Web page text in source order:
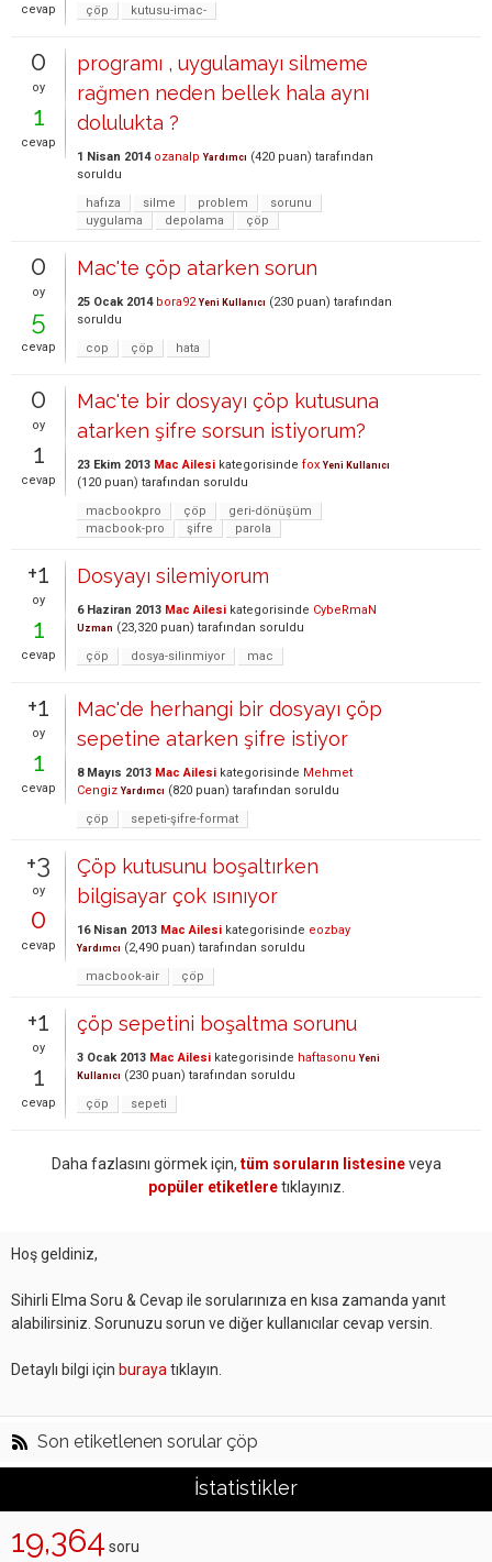
cevap
çöp
kutusu-imac-
0
oy
1
cevap
programı , uygulamayı silmeme
rağmen neden bellek hala aynı
dolulukta ?
1 Nisan 2014 ozanalp Yardımcı (420 puan) tarafından
soruldu
hafıza
silme problem
sorunu
uygulama
depolama çöp
0
oy
5
cevap
Mac'te çöp atarken sorun
25 Ocak 2014 bora92 Yeni Kullanıcı (230 puan) tarafından
soruldu
cop
çöp hata
0
oy
1
cevap
Mac'te bir dosyayı çöp kutusuna
atarken şifre sorsun istiyorum?
23 Ekim 2013 Mac Ailesi kategorisinde fox Yeni Kullanıcı
(120 puan) tarafından soruldu
macbookpro
çöp
geri-dönüşüm
macbook-pro
şifre parola
+1
oy
1
cevap
Dosyayı silemiyorum
6 Haziran 2013 Mac Ailesi kategorisinde CybeRmaN
Uzman (23,320 puan) tarafından soruldu
çöp
dosya-silinmiyor mac
+1
oy
1
cevap
Mac'de herhangi bir dosyayı çöp
sepetine atarken şifre istiyor
8 Mayıs 2013 Mac Ailesi kategorisinde Mehmet
Cengiz Yardımcı (820 puan) tarafından soruldu
çöp
sepeti-şifre-format
+3
oy
0
cevap
Çöp kutusunu boşaltırken
bilgisayar çok ısınıyor
16 Nisan 2013 Mac Ailesi kategorisinde eozbay
Yardımcı (2,490 puan) tarafından soruldu
macbook-air
çöp
+1
oy
1
cevap
çöp sepetini boşaltma sorunu
3 Ocak 2013 Mac Ailesi kategorisinde haftasonu Yeni
Kullanıcı (230 puan) tarafından soruldu
çöp
sepeti
Daha fazlasını görmek için, tüm soruların listesineveya
popüler etiketleretıklayınız.
Hoş geldiniz,
Sihirli Elma Soru & Cevap ile sorularınıza en kısa zamanda yanıt
alabilirsiniz. Sorunuzu sorun ve diğer kullanıcılar cevap versin.
Detaylı bilgi için buraya tıklayın.
Son etiketlenen sorular çöp
İstatistikler
19,364 soru